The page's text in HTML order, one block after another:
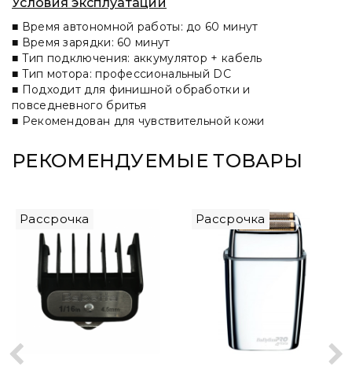
■ Время автономной работы: до 60 минут
■ Время зарядки: 60 минут
■ Тип подключения: аккумулятор + кабель
■ Тип мотора: профессиональный DC
■ Подходит для финишной обработки и
повседневного бритья
■ Рекомендован для чувствительной кожи
РЕКОМЕНДУЕМЫЕ ТОВАРЫ
Рассрочка Рассрочка